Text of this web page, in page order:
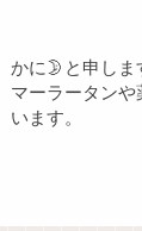
かに🌛と申しま
マーラータンや
います。